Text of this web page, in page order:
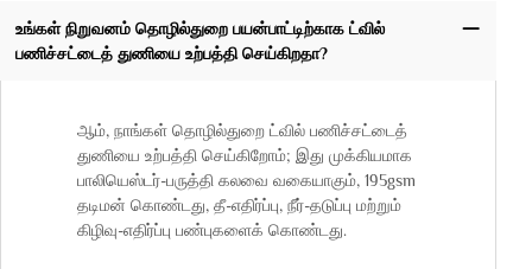
உங்கள் நிறுவனம் தொழில்துறை பயன்பாட்டிற்காக ட்வில்
பணிச்சட்டைத் துணியை உற்பத்தி செய்கிறதா?
ஆம், நாங்கள் தொழில்துறை ட்வில் பணிச்சட்டைத்
துணியை உற்பத்தி செய்கிறோம்; இது முக்கியமாக
பாலியெஸ்டர்-பருத்தி கலவை வகையாகும், 195gsm
தடிமன் கொண்டது, தீ-எதிர்ப்பு, நீர்-தடுப்பு மற்றும்
கிழிவு-எதிர்ப்பு பண்புகளைக் கொண்டது.